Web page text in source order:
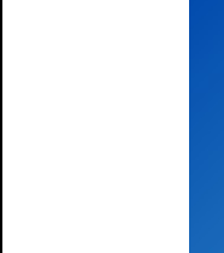
estudios
quien señaló
tipo.